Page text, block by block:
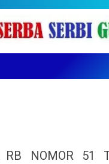
RB NOMOR 51